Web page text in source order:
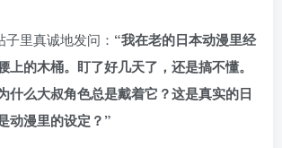
里真诚地发问： “我在老的日本动漫里经
上的木桶。盯了好几天了，还是搞不懂。
什么大叔角色总是戴着它？这是真实的日
动漫里的设定？”